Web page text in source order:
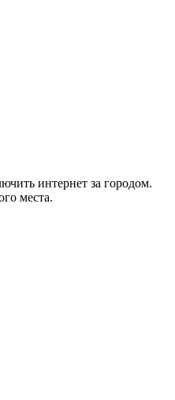
интернет за городом.
места.